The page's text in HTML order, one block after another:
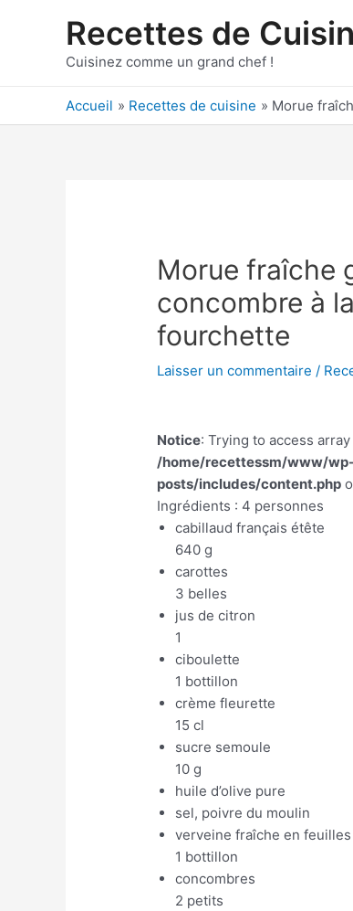
Recettes de
Cuisinez comme un grand chef !
Accueil Recettes de cuisine Morue
Morue fraîche
concombre à
fourchette
Laisser un commentaire /
Notice: Trying to access
/home/recettessm/www/
posts/includes/content.php
Ingrédients : 4 personnes
cabillaud français étête
640 g
carottes
3 belles
jus de citron
1
ciboulette
1 bottillon
crème fleurette
15 cl
sucre semoule
10 g
huile d’olive pure
sel, poivre du moulin
verveine fraîche en feuilles
1 bottillon
concombres
2 petits